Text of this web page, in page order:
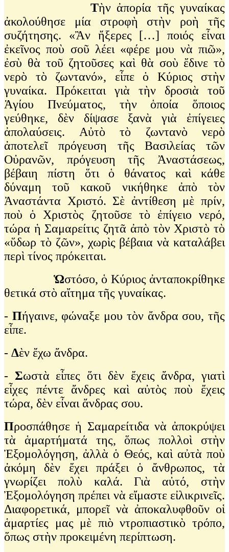
Tὴν ἀπορία τῆς γυναίκας
ἀκολούθησε μία στροφὴ στὴν ροὴ τῆς
συζήτησης. «Ἂν ἤξερες […] ποιός εἶναι
ἐκεῖνος ποὺ σοῦ λέει «φέρε μου νὰ πιῶ»,
ἐσὺ θὰ τοῦ ζητοῦσες καὶ θὰ σοὺ ἔδινε τὸ
νερὸ τὸ ζωντανό», εἶπε ὁ Κύριος στὴν
γυναίκα. Πρόκειται γιὰ τὴν δροσιὰ τοῦ
Ἁγίου Πνεύματος, τὴν ὁποία ὅποιος
γεύθηκε, δὲν δίψασε ξανὰ γιὰ ἐπίγειες
ἀπολαύσεις. Αὐτὸ τὸ ζωντανὸ νερὸ
ἀποτελεῖ πρόγευση τῆς Βασιλείας τῶν
Οὐρανῶν, πρόγευση τῆς Ἀναστάσεως,
βέβαιη πίστη ὅτι ὁ θάνατος καὶ κάθε
δύναμη τοῦ κακοῦ νικήθηκε ἀπὸ τὸν
Ἀναστάντα Χριστό. Σὲ ἀντίθεση μὲ πρίν,
ποὺ ὁ Χριστὸς ζητοῦσε τὸ ἐπίγειο νερό,
τώρα ἡ Σαμαρείτις ζητᾶ ἀπὸ τὸν Χριστὸ τὸ
«ὕδωρ τὸ ζῶν», χωρὶς βέβαια νὰ καταλάβει
περὶ τίνος πρόκειται.
Ὡστόσο, ὁ Κύριος ἀνταποκρίθηκε
θετικά στὸ αἴτημα τῆς γυναίκας.
- Πήγαινε, φώναξε μου τὸν ἄνδρα σου, τῆς
εἶπε.
- Δὲν ἔχω ἄνδρα.
- Σωστὰ εἶπες ὅτι δὲν ἔχεις ἄνδρα, γιατὶ
εἶχες πέντε ἄνδρες καὶ αὐτὸς ποὺ ἔχεις
τώρα, δὲν εἶναι ἄνδρας σου.
Προσπάθησε ἡ Σαμαρείτιδα νὰ ἀποκρύψει
τὰ ἁμαρτήματά της, ὅπως πολλοὶ στὴν
Ἐξομολόγηση, ἀλλὰ ὁ Θεός, καὶ αὐτὰ ποὺ
ἀκόμη δὲν ἔχει πράξει ὁ ἄνθρωπος, τὰ
γνωρίζει πολὺ καλά. Γιὰ αὐτό, στὴν
Ἐξομολόγηση πρέπει νὰ εἴμαστε εἰλικρινεῖς.
Διαφορετικά, μπορεῖ νὰ ἀποκαλυφθοῦν οἱ
ἁμαρτίες μας μὲ πιὸ ντροπιαστικὸ τρόπο,
ὅπως στὴν προκειμένη περίπτωση.